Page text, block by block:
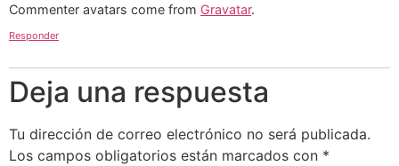
Commenter avatars come from Gravatar.
Responder
Deja una respuesta
Tu dirección de correo electrónico no será publicada.
Los campos obligatorios están marcados con *